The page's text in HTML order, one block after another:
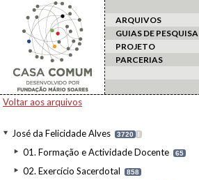
ARQUIVOS
GUIAS DE PESQUISA
PROJETO
PARCERIAS
Voltar aos arquivos
José da Felicidade Alves 3720 I
01. Formação e Actividade Docente 65
02. Exercício Sacerdotal 858